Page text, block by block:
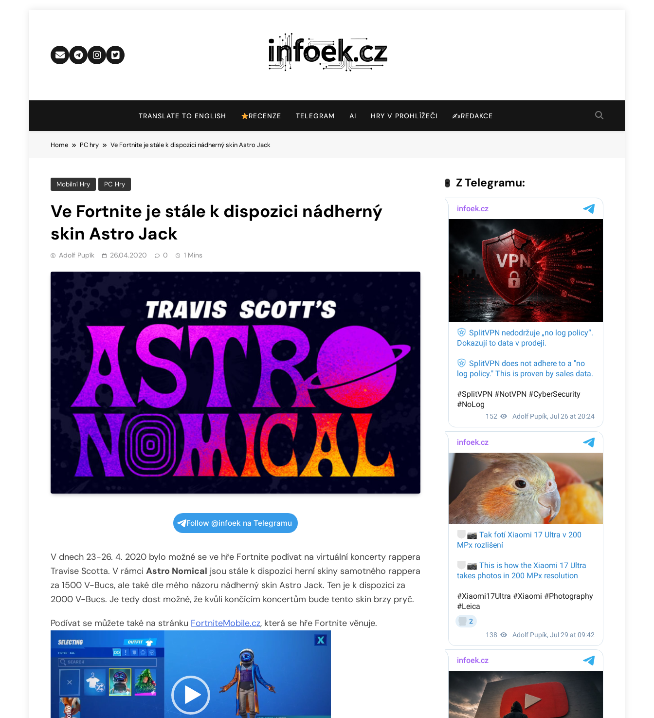
Infoek.cz
TRANSLATE TO ENGLISH RECENZE TELEGRAM AI HRY V PROHLÍŽEČI ✍️REDAKCE
Home PC hry Ve Fortnite je stále k dispozici nádherný skin Astro Jack
Mobilní Hry PC Hry
Ve Fortnite je stále k dispozici nádherný
skin Astro Jack
Adolf Pupík 26.04.2020 0 1 Mins
Follow @infoek na Telegramu
V dnech 23-26. 4. 2020 bylo možné se ve hře Fortnite podívat na virtuální koncerty rappera
Travise Scotta. V rámci Astro Nomical jsou stále k dispozici herní skiny samotného rappera
za 1500 V-Bucs, ale také dle mého názoru nádherný skin Astro Jack. Ten je k dispozici za
2000 V-Bucs. Je tedy dost možné, že kvůli končícím koncertům bude tento skin brzy pryč.
Podívat se můžete také na stránku FortniteMobile.cz, která se hře Fortnite věnuje.
Video
přehrávač
Z Telegramu: